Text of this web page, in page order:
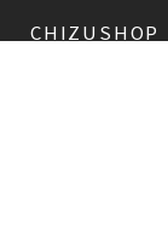
CHIZUSHOP